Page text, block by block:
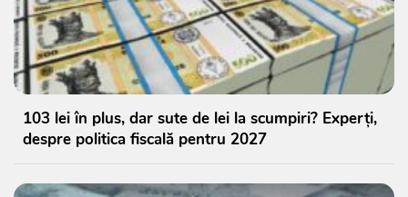
103 lei în plus, dar sute de lei la scumpiri? Experți,
despre politica fiscală pentru 2027